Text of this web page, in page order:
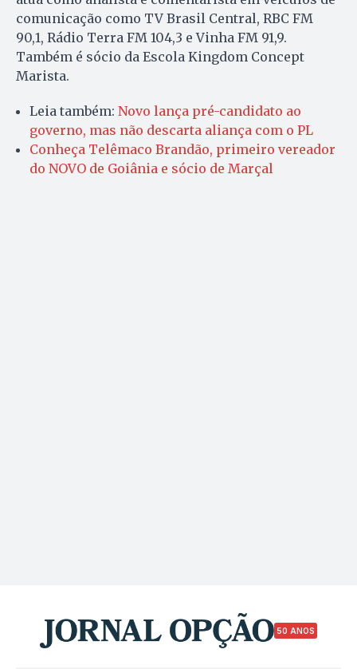
comunicação como TV Brasil Central, RBC FM
90,1, Rádio Terra FM 104,3 e Vinha FM 91,9.
Também é sócio da Escola Kingdom Concept
Marista.
Leia também: Novo lança pré-candidato ao
governo, mas não descarta aliança com o PL
Conheça Telêmaco Brandão, primeiro vereador
do NOVO de Goiânia e sócio de Marçal
50 ANOS